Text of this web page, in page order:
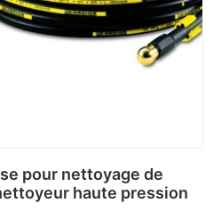
pour nettoyage de
haute pression